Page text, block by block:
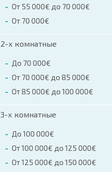
От 55 000€ до 70 000€
От 70 000€
2-х комнатные
До 70 000€
От 70 000€ до 85 000€
От 85 000€ до 100 000€
3-х комнатные
До 100 000€
От 100 000€ до 125 000€
От 125 000€ до 150 000€